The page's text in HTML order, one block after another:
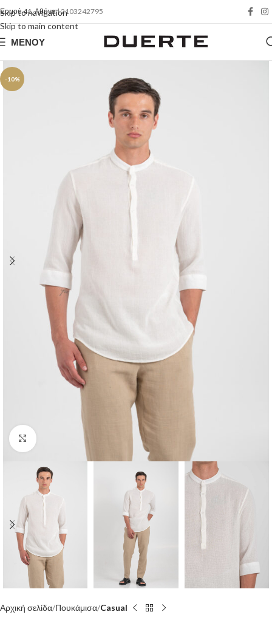
Skip to navigation
Skip to main content
Ερμού 41, Αθήνα| 2103242795
ΜΕΝΟΎ
-10%
Κλικ για μεγέθυνση
Αρχική σελίδα Πουκάμισα Casual